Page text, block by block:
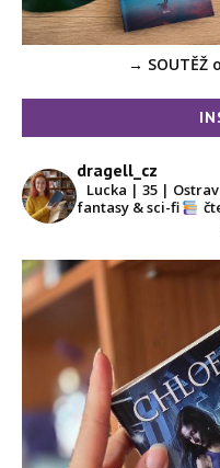
→ SOUTĚŽ
dragell_cz
Lucka | 35 |
fantasy & sci-fi